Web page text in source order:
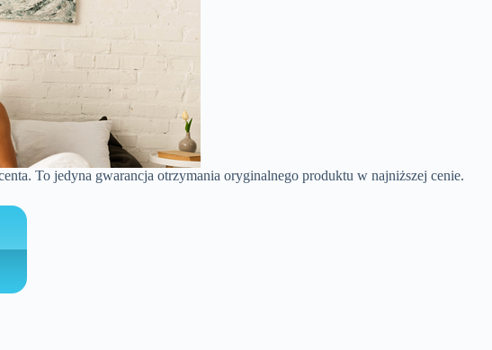
To jedyna gwarancja otrzymania oryginalnego produktu w najniższej cenie.